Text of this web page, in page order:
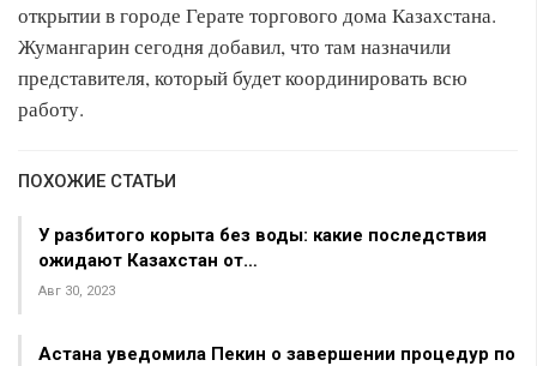
открытии в городе Герате торгового дома Казахстана.
Жумангарин сегодня добавил, что там назначили
представителя, который будет координировать всю
работу.
ПОХОЖИЕ СТАТЬИ
У разбитого корыта без воды: какие последствия
ожидают Казахстан от…
Авг 30, 2023
Астана уведомила Пекин о завершении процедур по